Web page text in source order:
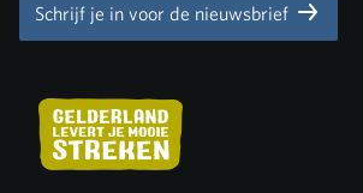
Schrijf je in voor de nieuwsbrief